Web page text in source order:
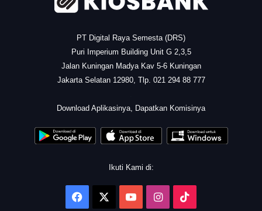
PT Digital Raya Semesta (DRS)
Puri Imperium Building Unit G 2,3,5
Jalan Kuningan Madya Kav 5-6 Kuningan
Jakarta Selatan 12980, Tlp. 021 294 88 777
Download Aplikasinya, Dapatkan Komisinya
Ikuti Kami di:
Facebook YouTubeInstagram